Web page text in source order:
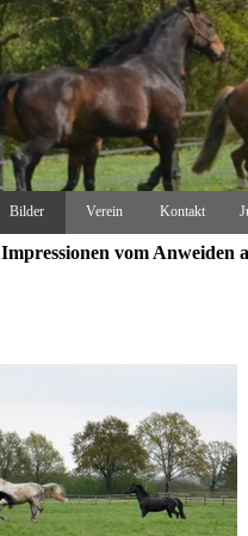
▼
Bilder ▼
Verein ▼
Kontakt
Impressionen vom Anweiden